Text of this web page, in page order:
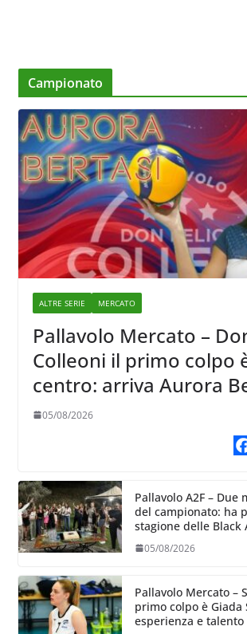
Campionato
ALTRE SERIE MERCATO
Pallavolo Mercato –
Colleoni il primo colpo
centro: arriva Aurora
05/08/2026
Pallavolo A2F – Due
del campionato: ha
stagione delle Black
05/08/2026
Pallavolo Mercato –
primo colpo è Giada
esperienza e